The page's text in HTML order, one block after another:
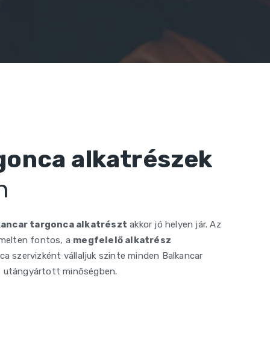
alkatrészek
targonca alkatrészt akkor jó helyen jár. Az
fontos, a megfelelő alkatrész
szervizként vállaljuk szinte minden Balkancar
utángyártott minőségben.